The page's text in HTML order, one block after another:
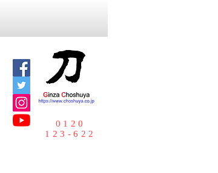
0120
123-622